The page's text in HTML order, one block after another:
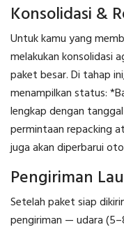
Konsolidasi &
Untuk kamu yang
melakukan konsolidasi
paket besar. Di tahap
menampilkan status:
lengkap dengan
permintaan repacking
juga akan diperbarui
Pengiriman
Setelah paket siap
pengiriman — udara